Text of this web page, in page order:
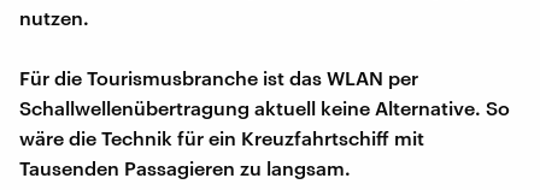
nutzen.
Für die Tourismusbranche ist das WLAN per
Schallwellenübertragung aktuell keine Alternative. So
wäre die Technik für ein Kreuzfahrtschiff mit
Tausenden Passagieren zu langsam.